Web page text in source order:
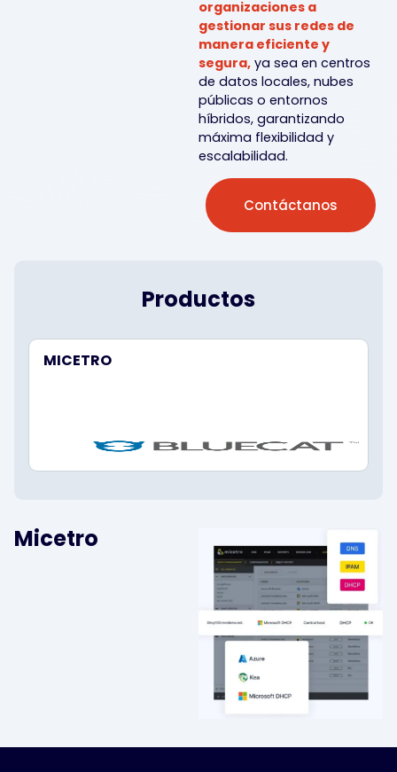
organizaciones a
gestionar sus redes de
manera eficiente y
segura, ya sea en centros
de datos locales, nubes
públicas o entornos
híbridos, garantizando
máxima flexibilidad y
escalabilidad.
Contáctanos
Productos
MICETRO
Micetro